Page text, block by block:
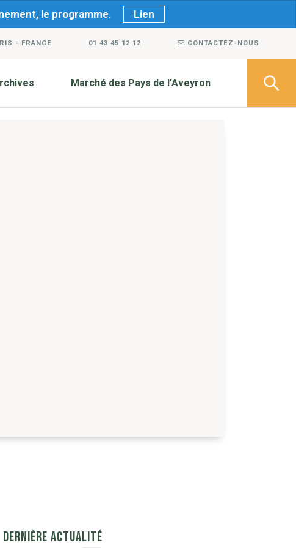
le programme. Lien
- FRANCE 01 43 45 12 12 CONTACTEZ-NOUS
Marché des Pays de l'Aveyron
DERNIÈRE ACTUALITÉ